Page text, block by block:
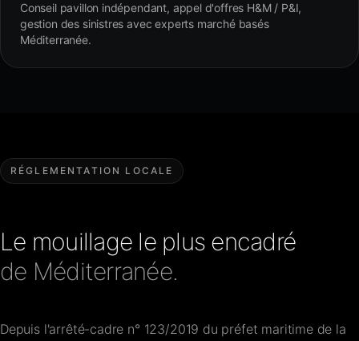
Conseil pavillon indépendant, appel d'offres H&M / P&I,
gestion des sinistres avec experts marché basés
Méditerranée.
RÉGLEMENTATION LOCALE
Le mouillage le plus encadré
de Méditerranée.
Depuis l'arrêté-cadre n° 123/2019 du préfet maritime de la